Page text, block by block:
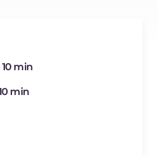
10 min
min